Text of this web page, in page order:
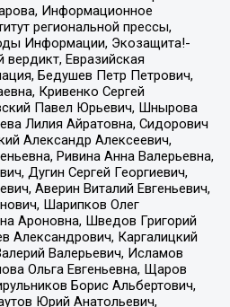
Информационное
региональной прессы,
Информации, Экозащита!-
Евразийская
Бедушев Петр Петрович,
Кривенко Сергей
Павел Юрьевич, Шнырова
Лилия Айратовна, Сидорович
Александр Алексеевич,
Ривина Анна Валерьевна,
Дугин Сергей Георгиевич,
Аверин Виталий Евгеньевич,
Шарипков Олег
Ароновна, Шведов Григорий
Александрович, Каргалицкий
Валерьевич, Исламов
Ольга Евгеньевна, Щаров
Борис Альбертович,
Юрий Анатольевич,